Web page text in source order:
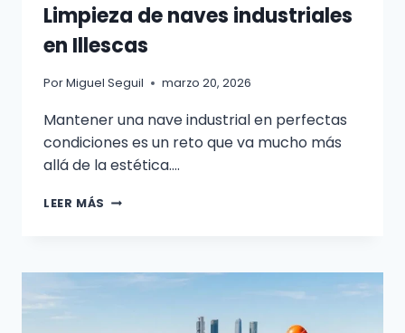
Limpieza de naves industriales
en Illescas
PorMiguel Seguil marzo 20, 2026
Mantener una nave industrial en perfectas
condiciones es un reto que va mucho más
allá de la estética….
LEER MÁS LIMPIEZA
INDUSTRIALES